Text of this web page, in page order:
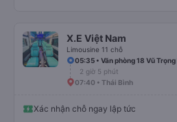
X.E Việt Nam
Limousine 11 chỗ
05:35 • Văn phòng 18 Vũ
2 giờ 5 phút
07:40 • Thái Bình
Xác nhận chỗ ngay lập tức